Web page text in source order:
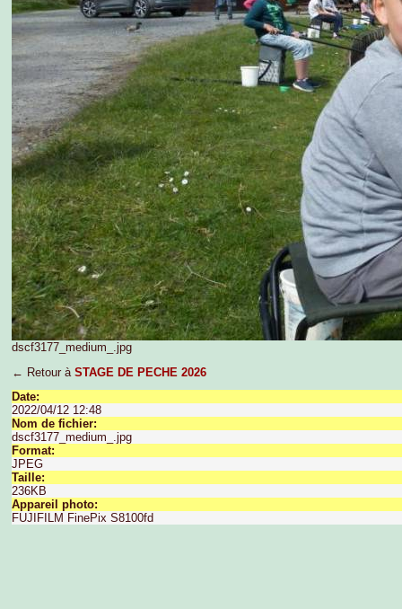
dscf3177_medium_.jpg
← Retour à STAGE DE PECHE 2026
Date:
2022/04/12 12:48
Nom de fichier:
dscf3177_medium_.jpg
Format:
JPEG
Taille:
236KB
Appareil photo:
FUJIFILM FinePix S8100fd